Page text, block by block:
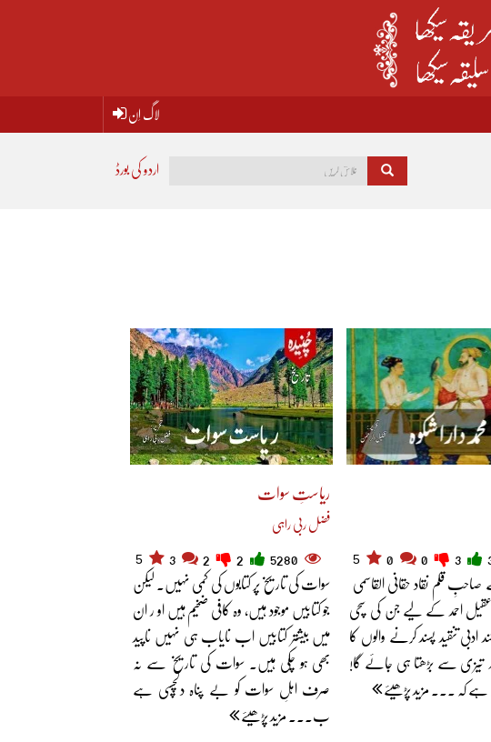
لاگ اِن
اردو کی بورڈ
3
5
قلم نقاد حقانی القاسمی
عقیل احمد کے لیے جن کی سچی
ادبی تنقید پسند کرنے والوں کا
تیزی سے بڑھتا ہی جائے گا!
کہ ... مزید پڑھیئے
ریاستِ سوات
فضل ربی راہی
5
سوات کی تاریخ پر کتابوں کی کمی نہیں۔ لیکن
جو کتابیں موجود ہیں، وہ کافی ضخیم ہیں او ر ان
میں بیشتر کتابیں اب نایاب ہی نہیں ناپید
بھی ہو چکی ہیں۔ سوات کی تاریخ سے نہ
صرف اہلِ سوات کو بے پناہ دلچسپی ہے
ب... مزید پڑھیئے